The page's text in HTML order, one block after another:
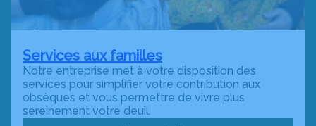
Services aux familles
Notre entreprise met à votre disposition des
services pour simplifier votre contribution aux
obsèques et vous permettre de vivre plus
sereinement votre deuil.